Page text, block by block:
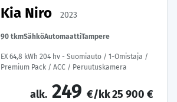
Kia Niro 2023
90 tkmSähköAutomaattiTampere
EX 64,8 kWh 204 hv - Suomiauto / 1-Omistaja /
Premium Pack / ACC / Peruutuskamera
alk. 249 €/kk25 900 €